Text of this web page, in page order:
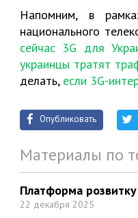
Напомним, в
национального
сейчас 3G для
украинцы тратят
делать, если 3G-
Опубликовать
Материалы по
Платформа розвитку
22 декабря 2025